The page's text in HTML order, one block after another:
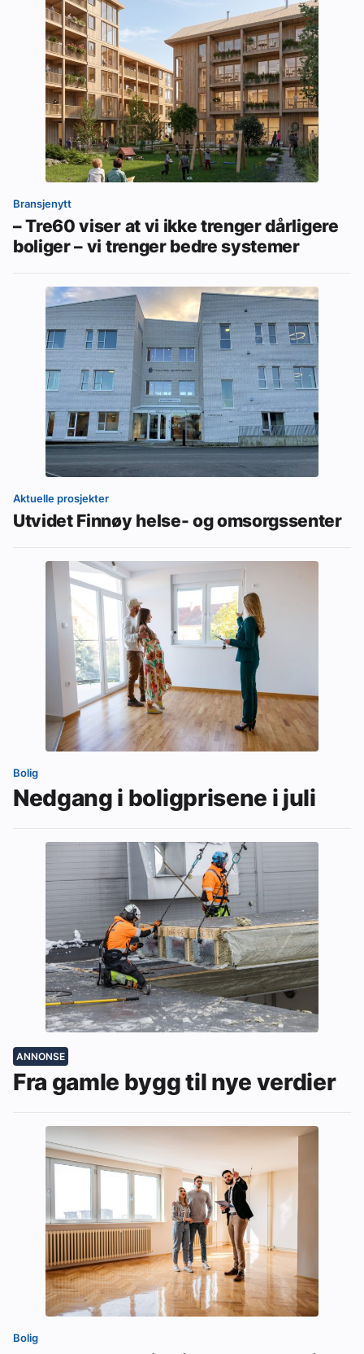
Bransjenytt
– Tre60 viser at vi ikke trenger dårligere
boliger – vi trenger bedre systemer
Aktuelle prosjekter
Utvidet Finnøy helse- og omsorgssenter
Bolig
Nedgang i boligprisene i juli
ANNONSE
Fra gamle bygg til nye verdier
Bolig